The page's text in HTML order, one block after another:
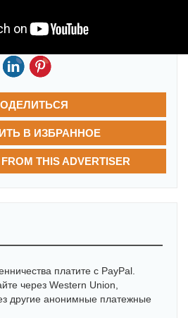
В ИЗБРАННОЕ
THIS ADVERTISER
платите с PayPal.
через Western Union,
другие анонимные платежные